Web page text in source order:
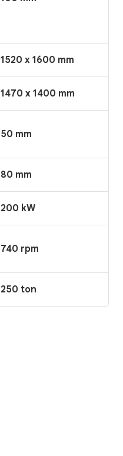
1520 x 1600 mm
1470 x 1400 mm
50 mm
80 mm
200 kW
740 rpm
250 ton